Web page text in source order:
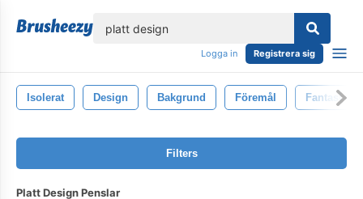
Logga in Registrera sig
Isolerat Design Bakgrund Föremål Fantasi
Filters
Platt Design Penslar